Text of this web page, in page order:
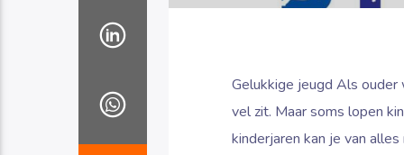
Gelukkige jeugd Als ouder
vel zit. Maar soms lopen
kinderjaren kan je van